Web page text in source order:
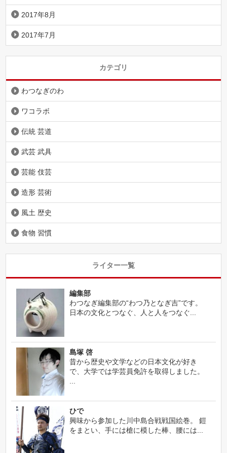
2017年8月
2017年7月
カテゴリ
わつなぎのわ
ワコラボ
伝統 芸道
武芸 武具
芸能 伎芸
造形 芸術
風土 歴史
食物 習慣
ライター一覧
編集部
わつなぎ編集部の“わつ乃となぎ吉”です。
日本の文化とつなぐ、人と人をつなぐ...
島塚 啓
昔から歴史や文学などの日本文化が好き
で、大学では学芸員免許を取得しました。
ひで
興味から参加した川中島合戦戦国絵巻。 鎧
をまとい、手には槍に模した棒、腰には...